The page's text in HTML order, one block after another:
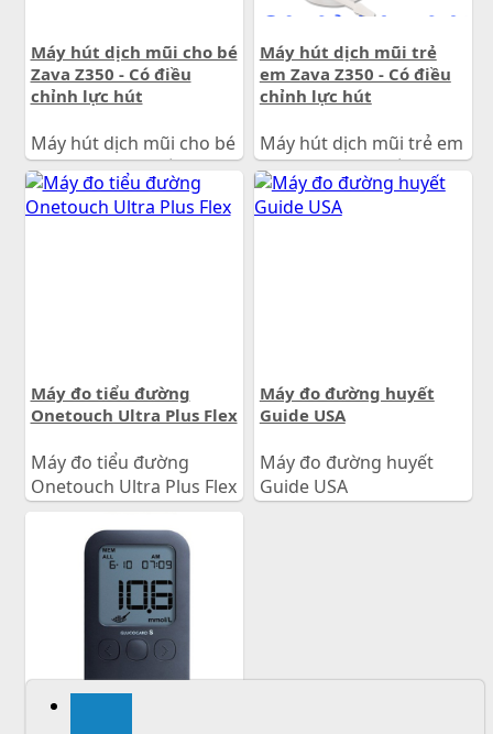
Máy hút dịch mũi cho bé
Zava Z350 - Có điều
chỉnh lực hút
Máy hút dịch mũi cho bé
Zava Z350 - Có điều
chỉnh lực hút
Máy hút dịch mũi trẻ
em Zava Z350 - Có điều
chỉnh lực hút
Máy hút dịch mũi trẻ em
Zava Z350 - Có điều
chỉnh lực hút
Máy đo tiểu đường
Onetouch Ultra Plus Flex
Máy đo tiểu đường
Onetouch Ultra Plus Flex
1.250.000đ
Máy đo đường huyết
Guide USA
Máy đo đường huyết
Guide USA